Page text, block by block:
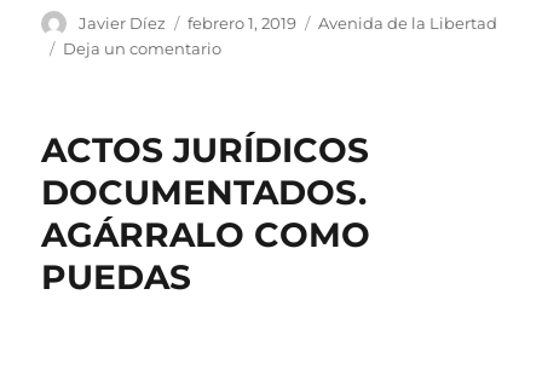
Autor
Javier Díez
Publicado
el
febrero 1, 2019 Categorías
Avenida de la Libertad
Deja un comentarioen
ACTOS JURÍDICOS
DOCUMENTADOS.
AGÁRRALO COMO
PUEDAS